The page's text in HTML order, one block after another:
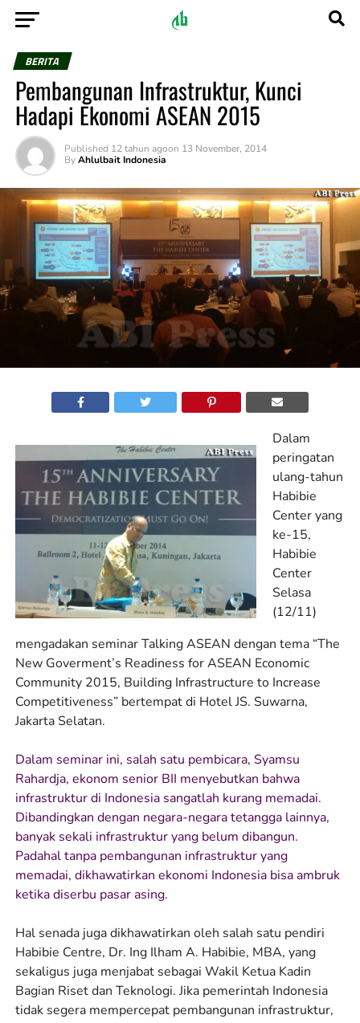
BERITA
Pembangunan Infrastruktur, Kunci
Hadapi Ekonomi ASEAN 2015
Published 12 tahun agoon 13 November, 2014
By Ahlulbait Indonesia
Dalam
peringatan
ulang-tahun
Habibie
Center yang
ke-15,
Habibie
Center
Selasa
(12/11)
mengadakan seminar Talking ASEAN dengan tema “The
New Goverment’s Readiness for ASEAN Economic
Community 2015, Building Infrastructure to Increase
Competitiveness” bertempat di Hotel JS. Suwarna,
Jakarta Selatan.
Dalam seminar ini, salah satu pembicara, Syamsu
Rahardja, ekonom senior BII menyebutkan bahwa
infrastruktur di Indonesia sangatlah kurang memadai.
Dibandingkan dengan negara-negara tetangga lainnya,
banyak sekali infrastruktur yang belum dibangun.
Padahal tanpa pembangunan infrastruktur yang
memadai, dikhawatirkan ekonomi Indonesia bisa ambruk
ketika diserbu pasar asing.
Hal senada juga dikhawatirkan oleh salah satu pendiri
Habibie Centre, Dr. Ing Ilham A. Habibie, MBA, yang
sekaligus juga menjabat sebagai Wakil Ketua Kadin
Bagian Riset dan Teknologi. Jika pemerintah Indonesia
tidak segera mempercepat pembangunan infrastruktur,